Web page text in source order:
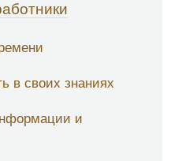
в своих знаниях
и